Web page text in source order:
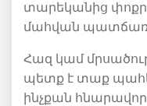
տարեկանից փոքր
մահվան
Հազ կամ
պետք է տաք
ինչքան հնարավոր